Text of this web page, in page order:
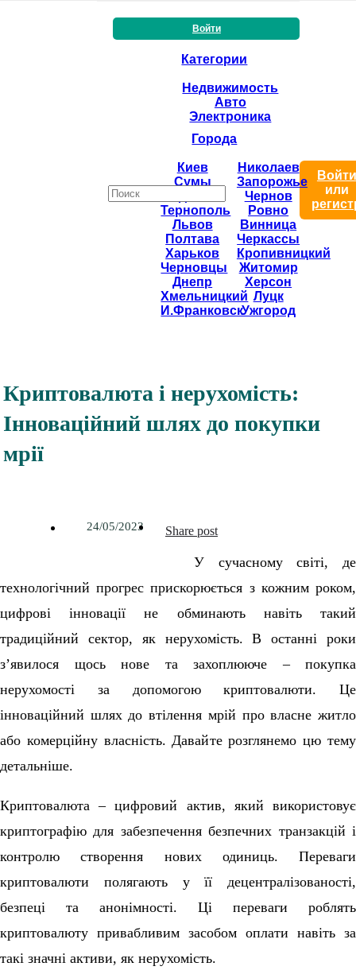
Войти
Категории
Недвижимость
Авто
Электроника
Города
Киев
Сумы
Тернополь
Львов
Полтава
Харьков
Черновцы
Днепр
Хмельницкий
И.Франковск
Николаев
Запорожье
Чернов
Ровно
Винница
Черкассы
Кропивницкий
Житомир
Херсон
Луцк
Ужгород
Войти
или
Криптовалюта і нерухомість:
Інноваційний шлях до покупки
мрії
24/05/2023 Share post
У сучасному світі, де
технологічний прогрес прискорюється з кожним роком,
цифрові інновації не обминають навіть такий
традиційний сектор, як нерухомість. В останні роки
з’явилося щось нове та захоплююче – покупка
нерухомості за допомогою криптовалюти. Це
інноваційний шлях до втілення мрій про власне житло
або комерційну власність. Давайте розглянемо цю тему
детальніше.
Криптовалюта – цифровий актив, який використовує
криптографію для забезпечення безпечних транзакцій і
контролю створення нових одиниць. Переваги
криптовалюти полягають у її децентралізованості,
безпеці та анонімності. Ці переваги роблять
криптовалюту привабливим засобом оплати навіть за
такі значні активи, як нерухомість.